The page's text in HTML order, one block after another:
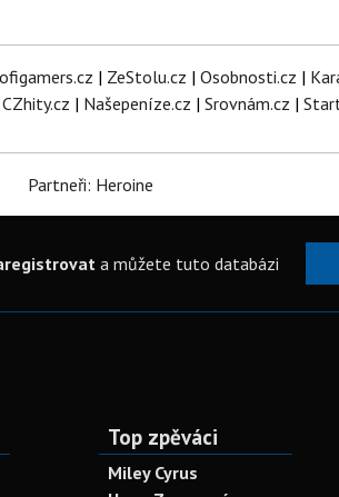
| ZeStolu.cz | Osobnosti.cz |
CZhity.cz | Našepeníze.cz | Srovnám.cz |
Partneři: Heroine
a můžete tuto databázi
Top zpěváci
Miley Cyrus